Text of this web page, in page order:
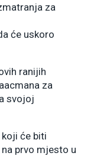
za
će uskoro
ranijih
za
svojoj
će biti
prvo mjesto u